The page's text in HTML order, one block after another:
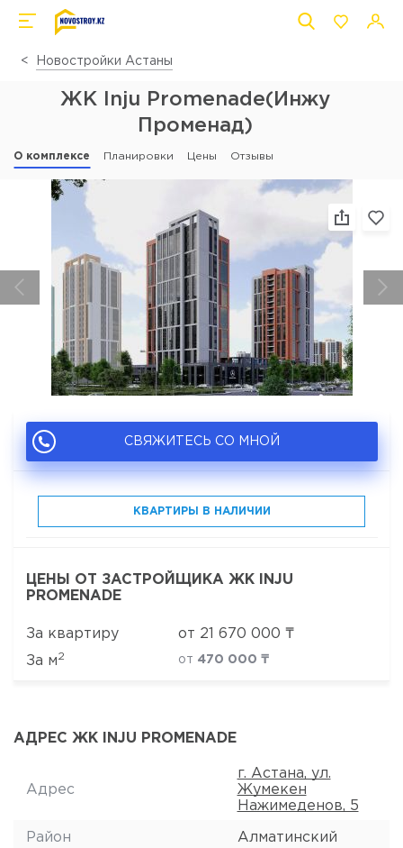
Новостройки Астаны
ЖК Inju Promenade(Инжу
Променад)
О комплексе Планировки Цены Отзывы
СВЯЖИТЕСЬ СО МНОЙ
КВАРТИРЫ В НАЛИЧИИ
ЦЕНЫ ОТ ЗАСТРОЙЩИКА ЖК INJU
PROMENADE
За квартиру от 21 670 000 ₸
За м2 от 470 000 ₸
АДРЕС ЖК INJU PROMENADE
Адрес
г. Астана, ул.
Жумекен
Нажимеденов, 5
Район Алматинский